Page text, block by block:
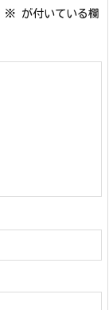
※ が付いている欄